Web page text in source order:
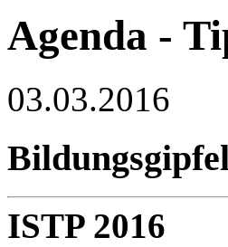
Agenda -
03.03.2016
ISTP 2016